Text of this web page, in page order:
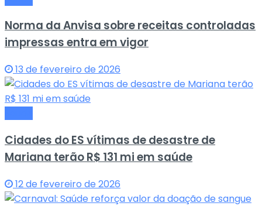
Norma da Anvisa sobre receitas controladas
impressas entra em vigor
13 de fevereiro de 2026
Cidades do ES vítimas de desastre de
Mariana terão R$ 131 mi em saúde
12 de fevereiro de 2026